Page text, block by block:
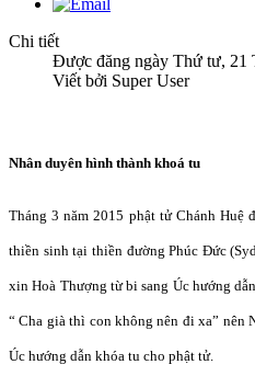
Chi tiết
Được đăng ngày Thứ tư, 21
Viết bởi Super User
Nhân duyên hình thành khoá tu
Tháng 3 năm 2015 phật tử Chánh Huệ
thiền sinh tại thiền đường Phúc Đức
xin Hoà Thượng từbi sang Úc hướng dẫ
“ Cha già thì con không nên đi xa” nên
Úc hướng dẫn khóa tu cho phật tử.